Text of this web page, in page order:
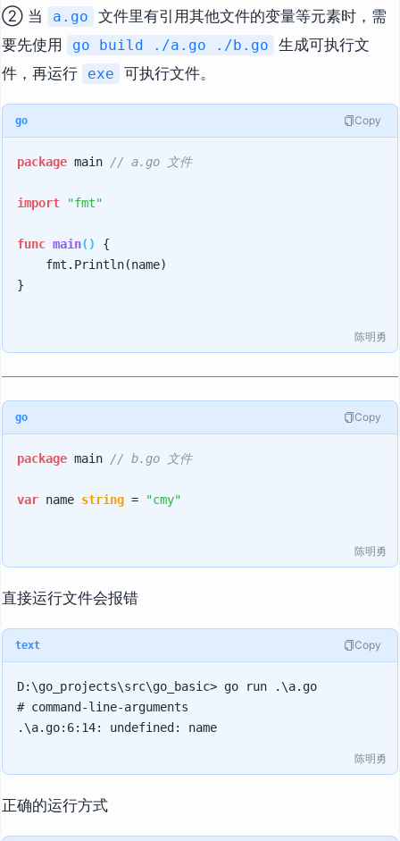
② 当 a.go
文件里有引用其他文件的变量等元素时，需
要先使用
go build ./a.go ./b.go
生成可执行文
件，再运行
exe 可执行文件。
go Copy
package main // a.go 文件
import "fmt"
func main()
{
    fmt.Println(name)
}
陈明勇
go Copy
package main // b.go 文件
var name string = "cmy"
陈明勇
直接运行文件会报错
text Copy
D:\go_projects\src\go_basic> go run .\a.go
# command-line-arguments
陈明勇
正确的运行方式